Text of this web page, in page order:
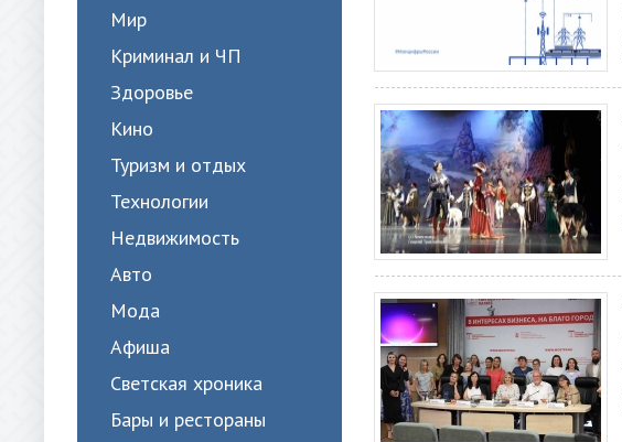
Мир
Криминал и ЧП
Здоровье
Кино
Туризм и отдых
Технологии
Недвижимость
Авто
Мода
Афиша
Светская хроника
Бары и рестораны